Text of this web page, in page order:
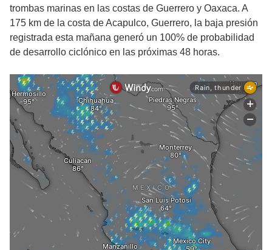
trombas marinas en las costas de Guerrero y Oaxaca. A
175 km de la costa de Acapulco, Guerrero, la baja presión
registrada esta mañana generó un 100% de probabilidad
de desarrollo ciclónico en las próximas 48 horas.